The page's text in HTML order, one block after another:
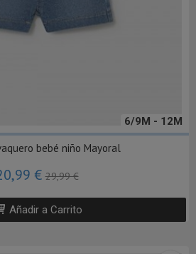
6/9M - 12M
bebé niño Mayoral
€29,99 €
Añadir a Carrito